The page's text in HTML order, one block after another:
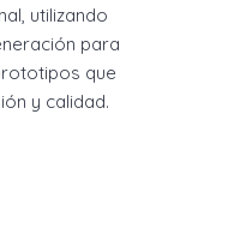
utilizando
para
que
y calidad.